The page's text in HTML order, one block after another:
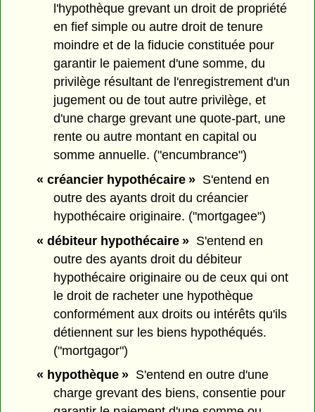
l'hypothèque grevant un droit de propriété
en fief simple ou autre droit de tenure
moindre et de la fiducie constituée pour
garantir le paiement d'une somme, du
privilège résultant de l'enregistrement d'un
jugement ou de tout autre privilège, et
d'une charge grevant une quote-part, une
rente ou autre montant en capital ou
somme annuelle. ("encumbrance")
« créancier hypothécaire »S'entend en
outre des ayants droit du créancier
hypothécaire originaire. ("mortgagee")
« débiteur hypothécaire »S'entend en
outre des ayants droit du débiteur
hypothécaire originaire ou de ceux qui ont
le droit de racheter une hypothèque
conformément aux droits ou intérêts qu'ils
détiennent sur les biens hypothéqués.
("mortgagor")
« hypothèque »S'entend en outre d'une
charge grevant des biens, consentie pour